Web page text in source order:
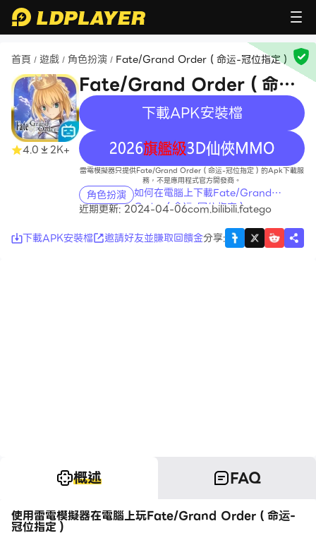
首頁 / 遊戲 / 角色扮演 / Fate/Grand Order（命运-冠位指定）
4.0 2K+
Fate/Grand Order（命运-
冠位指定）下載APK安裝檔
recommend
雷電模擬器只提供Fate/Grand Order（命运-冠位指定）的Apk下載服
務，不是應用程式官方開發商。
角色扮演 如何在電腦上下載Fate/Grand
Order（命运-冠位指定）
近期更新: 2024-04-06com.bilibili.fatego
下載APK安裝檔
邀請好友並賺取回饋金分享:
概述 FAQ
使用雷電模擬器在電腦上玩Fate/Grand Order（命运-
冠位指定）